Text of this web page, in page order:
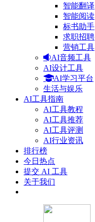
智能翻译
智能阅读
标书助手
求职招聘
营销工具
AI音频工具
AI设计工具
AI学习平台
生活与娱乐
AI工具指南
AI工具教程
AI工具推荐
AI工具评测
AI行业资讯
排行榜
今日热点
提交 AI 工具
关于我们